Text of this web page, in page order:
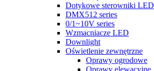
Dotykowe sterowniki LED
DMX512 series
0/1~10V series
Wzmacniacze LED
Downlight
Oświetlenie zewnętrzne
Oprawy ogrodowe
Oprawy elewacyjne